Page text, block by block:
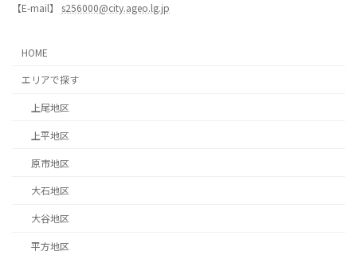
【E-mail】 s256000@city.ageo.lg.jp
HOME
エリアで探す
上尾地区
上平地区
原市地区
大石地区
大谷地区
平方地区